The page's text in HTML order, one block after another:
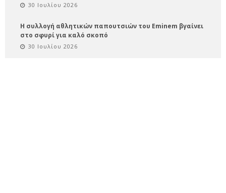
30 Ιουλίου 2026
Η συλλογή αθλητικών παπουτσιών του Eminem βγαίνει
στο σφυρί για καλό σκοπό
30 Ιουλίου 2026